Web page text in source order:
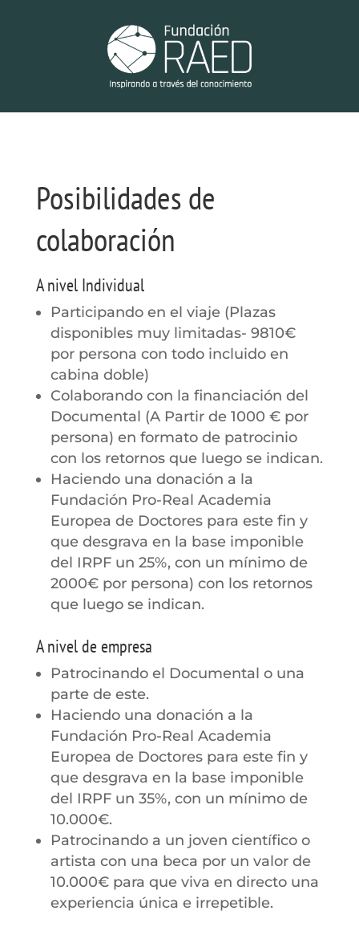
Posibilidades de
colaboración
A nivel Individual
Participando en el viaje (Plazas
disponibles muy limitadas- 9810€
por persona con todo incluido en
cabina doble)
Colaborando con la financiación del
Documental (A Partir de 1000 € por
persona) en formato de patrocinio
con los retornos que luego se indican.
Haciendo una donación a la
Fundación Pro-Real Academia
Europea de Doctores para este fin y
que desgrava en la base imponible
del IRPF un 25%, con un mínimo de
2000€ por persona) con los retornos
que luego se indican.
A nivel de empresa
Patrocinando el Documental o una
parte de este.
Haciendo una donación a la
Fundación Pro-Real Academia
Europea de Doctores para este fin y
que desgrava en la base imponible
del IRPF un 35%, con un mínimo de
10.000€.
Patrocinando a un joven científico o
artista con una beca por un valor de
10.000€ para que viva en directo una
experiencia única e irrepetible.